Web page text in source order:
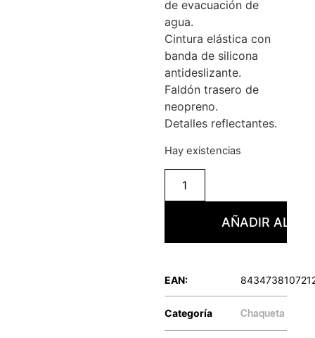
de evacuación de
agua.
Cintura elástica con
banda de silicona
antideslizante.
Faldón trasero de
neopreno.
Detalles reflectantes.
Hay existencias
AÑADIR AL
EAN:
Categoría Chaqueta